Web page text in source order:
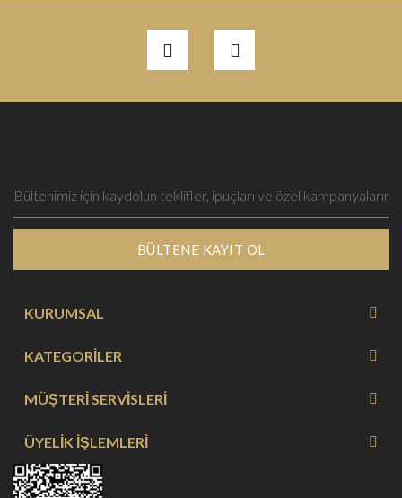
BÜLTENE KAYIT OL
KURUMSAL
KATEGORİLER
MÜŞTERİ SERVİSLERİ
ÜYELİK İŞLEMLERİ